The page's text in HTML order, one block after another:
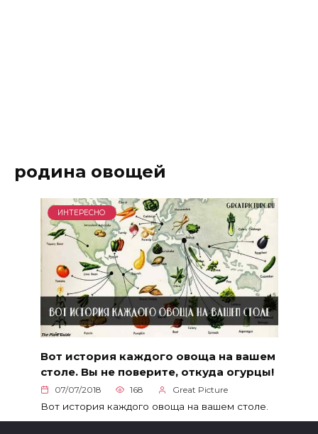
родина овощей
ИНТЕРЕСНО
Вот история каждого овоща на вашем
столе. Вы не поверите, откуда огурцы!
07/07/2018 168 Great Picture
Вот история каждого овоща на вашем столе.